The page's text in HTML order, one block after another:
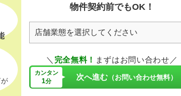
が
物件契約前でもOK！
＼ 完全無料！ まずはお問い合わせ／
カンタン
1分 次へ進む （お問い合わせ無料）